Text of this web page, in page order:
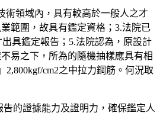
術領域內，具有較高於一般人之才
範圍，故具有鑑定資格；3.法院已
具鑑定報告；5.法院認為，原設計
易之下，所為的隨機抽樣應具有相
cm2之中拉力鋼筋。何況取
的證據能力及證明力，確保鑑定人